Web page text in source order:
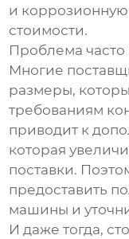
и коррозионную
стоимости.
Проблема часто
Многие
размеры,
требованиям
приводит к
которая
поставки.
предоставить
машины и
И даже тогда,